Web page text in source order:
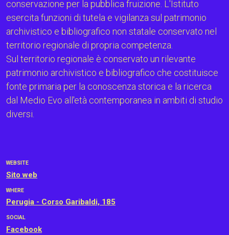
WEBSITE
Sito web
WHERE
Perugia - Corso Garibaldi, 185
SOCIAL
Facebook
conservazione per la pubblica fruizione. L'Istituto
esercita funzioni di tutela e vigilanza sul patrimonio
archivistico e bibliografico non statale conservato nel
territorio regionale di propria competenza.
Sul territorio regionale è conservato un rilevante
patrimonio archivistico e bibliografico che costituisce
fonte primaria per la conoscenza storica e la ricerca
dal Medio Evo all'età contemporanea in ambiti di studio
diversi.